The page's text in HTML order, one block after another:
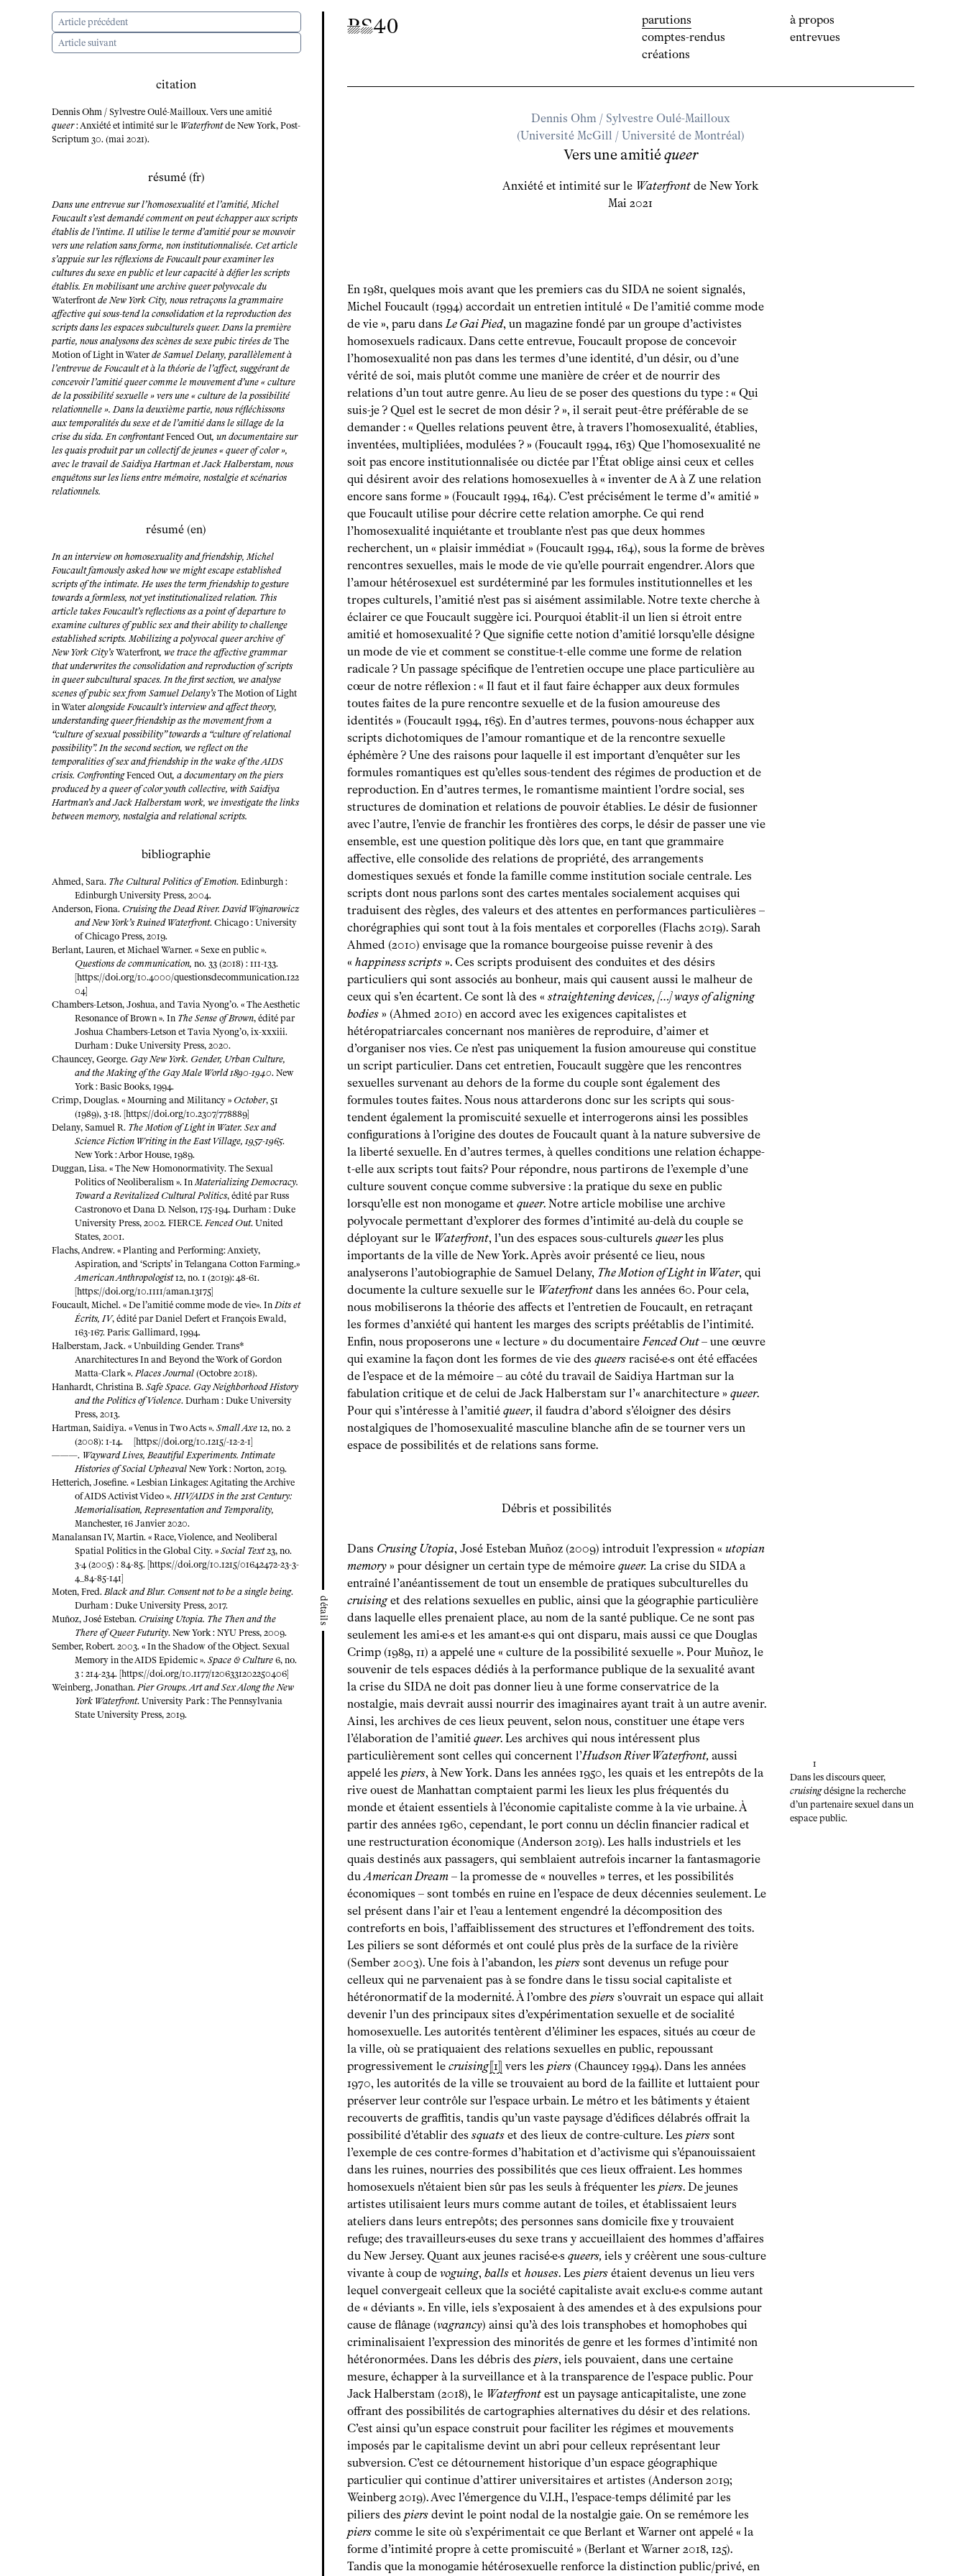
détails
Article précédent
Article suivant
citation
Dennis Ohm / Sylvestre Oulé-Mailloux. Vers une amitié
queer: Anxiété et intimité sur le Waterfrontde New York, Post-
Scriptum 30. (mai 2021).
résumé (fr)
Dans une entrevue sur l’homosexualité et l’amitié, Michel
Foucault s’est demandé comment on peut échapper aux scripts
établis de l’intime. Il utilise le terme d’amitié pour se mouvoir
vers une relation sans forme, non institutionnalisée. Cet article
s’appuie sur les réflexions de Foucault pour examiner les
cultures du sexe en public et leur capacité à défier les scripts
établis. En mobilisant une archive queer polyvocale du
Waterfront de New York City, nous retraçons la grammaire
affective qui sous-tend la consolidation et la reproduction des
scripts dans les espaces subculturels queer. Dans la première
partie, nous analysons des scènes de sexe pubic tirées de The
Motion of Light in Water de Samuel Delany, parallèlement à
l’entrevue de Foucault et à la théorie de l’affect, suggérant de
concevoir l’amitié queer comme le mouvement d’une « culture
de la possibilité sexuelle » vers une « culture de la possibilité
relationnelle ». Dans la deuxième partie, nous réfléchissons
aux temporalités du sexe et de l’amitié dans le sillage de la
crise du sida. En confrontantFenced Out, un documentaire sur
les quais produit par un collectif de jeunes « queer of color »,
avec le travail de Saidiya Hartman et Jack Halberstam, nous
enquêtons sur les liens entre mémoire, nostalgie et scénarios
relationnels.
résumé (en)
In an interview on homosexuality and friendship, Michel
Foucault famously asked how we might escape established
scripts of the intimate. He uses the term friendship to gesture
towards a formless, not yet institutionalized relation. This
article takes Foucault’s reflections as a point of departure to
examine cultures of public sex and their ability to challenge
established scripts. Mobilizing a polyvocal queer archive of
New York City’s Waterfront, we trace the affective grammar
that underwrites the consolidation and reproduction of scripts
in queer subcultural spaces. In the first section, we analyse
scenes of pubic sex from Samuel Delany’s The Motion of Light
in Water alongside Foucault’s interview and affect theory,
understanding queer friendship as the movement from a
“culture of sexual possibility” towards a “culture of relational
possibility”. In the second section, we reflect on the
temporalities of sex and friendship in the wake of the AIDS
crisis. ConfrontingFenced Out, a documentary on the piers
produced by a queer of color youth collective, with Saidiya
Hartman’s and Jack Halberstam work, we investigate the links
between memory, nostalgia and relational scripts.
bibliographie
Ahmed, Sara. The Cultural Politics of Emotion. Edinburgh :
Edinburgh University Press, 2004.
Anderson, Fiona. Cruising the Dead River. David Wojnarowicz
and New York’s Ruined Waterfront. Chicago : University
of Chicago Press, 2019.
Berlant, Lauren, et Michael Warner. « Sexe en public ».
Questions de communication, no. 33 (2018) : 111-133.
[https://doi.org/10.4000/questionsdecommunication.122
04]
Chambers-Letson, Joshua, and Tavia Nyong’o. « The Aesthetic
Resonance of Brown ». In The Sense of Brown, édité par
Joshua Chambers-Letson et Tavia Nyong’o, ix-xxxiii.
Durham : Duke University Press, 2020.
Chauncey, George. Gay New York. Gender, Urban Culture,
and the Making of the Gay Male World 1890-1940. New
York : Basic Books, 1994.
Crimp, Douglas. « Mourning and Militancy » October, 51
(1989), 3-18. [https://doi.org/10.2307/778889]
Delany, Samuel R. The Motion of Light in Water. Sex and
Science Fiction Writing in the East Village, 1957-1965.
New York : Arbor House, 1989.
Duggan, Lisa. « The New Homonormativity. The Sexual
Politics of Neoliberalism ». InMaterializing Democracy.
Toward a Revitalized Cultural Politics, édité par Russ
Castronovo et Dana D. Nelson, 175-194. Durham : Duke
University Press, 2002. FIERCE.Fenced Out. United
States, 2001.
Flachs, Andrew. « Planting and Performing: Anxiety,
Aspiration, and ‘Scripts’ in Telangana Cotton Farming.»
American Anthropologist12, no. 1 (2019): 48-61.
[https://doi.org/10.1111/aman.13175]
Foucault, Michel. « De l’amitié comme mode de vie». InDits et
Écrits, IV, édité par Daniel Defert et François Ewald,
163-167. Paris: Gallimard, 1994.
Halberstam, Jack. « Unbuilding Gender. Trans*
Anarchitectures In and Beyond the Work of Gordon
Matta-Clark ».Places Journal (Octobre 2018).
Hanhardt, Christina B. Safe Space. Gay Neighborhood History
and the Politics of Violence. Durham : Duke University
Press, 2013.
Hartman, Saidiya. « Venus in Two Acts ». Small Axe 12, no. 2
(2008): 1-14. [https://doi.org/10.1215/-12-2-1]
———. Wayward Lives, Beautiful Experiments. Intimate
Histories of Social Upheaval New York : Norton, 2019.
Hetterich, Josefine. « Lesbian Linkages: Agitating the Archive
of AIDS Activist Video ».HIV/AIDS in the 21st Century:
Memorialisation, Representation and Temporality,
Manchester, 16 Janvier 2020.
Manalansan IV, Martin. « Race, Violence, and Neoliberal
Spatial Politics in the Global City. » Social Text23, no.
3-4 (2005) : 84-85. [https://doi.org/10.1215/01642472-23-3-
4_84-85-141]
Moten, Fred.Black and Blur. Consent not to be a single being.
Durham : Duke University Press, 2017.
Muñoz, José Esteban. Cruising Utopia. The Then and the
There of Queer Futurity. New York : NYU Press, 2009.
Sember, Robert. 2003. « In the Shadow of the Object. Sexual
Memory in the AIDS Epidemic ». Space & Culture 6, no.
3 : 214-234. [https://doi.org/10.1177/1206331202250406]
Weinberg, Jonathan.Pier Groups. Art and Sex Along the New
York Waterfront. University Park : The Pennsylvania
State University Press, 2019.
PS40 parutions
à propos
comptes-rendus
entrevues
créations
Dennis Ohm / Sylvestre Oulé-Mailloux
(Université McGill / Université de Montréal)
Vers une amitiéqueer
Anxiété et intimité sur le Waterfrontde New York
Mai 2021
En 1981, quelques mois avant que les premiers cas du SIDA ne soient signalés,
Michel Foucault (1994) accordait un entretien intitulé « De l’amitié comme mode
de vie », paru dansLe Gai Pied, un magazine fondé par un groupe d’activistes
homosexuels radicaux. Dans cette entrevue, Foucault propose de concevoir
l’homosexualité non pas dans les termes d’une identité, d’un désir, ou d’une
vérité de soi, mais plutôt comme une manière de créer et de nourrir des
relations d’un tout autre genre. Au lieu de se poser des questions du type : « Qui
suis-je ? Quel est le secret de mon désir ? », il serait peut-être préférable de se
demander : « Quelles relations peuvent être, à travers l’homosexualité, établies,
inventées, multipliées, modulées ? » (Foucault 1994, 163) Que l’homosexualité ne
soit pas encore institutionnalisée ou dictée par l’État oblige ainsi ceux et celles
qui désirent avoir des relations homosexuelles à « inventer de A à Z une relation
encore sans forme » (Foucault 1994, 164). C’est précisément le terme d’« amitié »
que Foucault utilise pour décrire cette relation amorphe. Ce qui rend
l’homosexualité inquiétante et troublante n’est pas que deux hommes
recherchent, un « plaisir immédiat » (Foucault 1994, 164), sous la forme de brèves
rencontres sexuelles, mais le mode de vie qu’elle pourrait engendrer. Alors que
l’amour hétérosexuel est surdéterminé par les formules institutionnelles et les
tropes culturels, l’amitié n’est pas si aisément assimilable. Notre texte cherche à
éclairer ce que Foucault suggère ici. Pourquoi établit-il un lien si étroit entre
amitié et homosexualité ? Que signifie cette notion d’amitié lorsqu’elle désigne
un mode de vie et comment se constitue-t-elle comme une forme de relation
radicale ? Un passage spécifique de l’entretien occupe une place particulière au
cœur de notre réflexion : « Il faut et il faut faire échapper aux deux formules
toutes faites de la pure rencontre sexuelle et de la fusion amoureuse des
identités » (Foucault 1994, 165). En d’autres termes, pouvons-nous échapper aux
scripts dichotomiques de l’amour romantique et de la rencontre sexuelle
éphémère ? Une des raisons pour laquelle il est important d’enquêter sur les
formules romantiques est qu’elles sous-tendent des régimes de production et de
reproduction. En d’autres termes, le romantisme maintient l’ordre social, ses
structures de domination et relations de pouvoir établies. Le désir de fusionner
avec l’autre, l’envie de franchir les frontières des corps, le désir de passer une vie
ensemble, est une question politique dès lors que, en tant que grammaire
affective, elle consolide des relations de propriété, des arrangements
domestiques sexués et fonde la famille comme institution sociale centrale. Les
scripts dont nous parlons sont des cartes mentales socialement acquises qui
traduisent des règles, des valeurs et des attentes en performances particulières –
chorégraphies qui sont tout à la fois mentales et corporelles (Flachs 2019). Sarah
Ahmed (2010) envisage que la romance bourgeoise puisse revenir à des
« happiness scripts». Ces scripts produisent des conduites et des désirs
particuliers qui sont associés au bonheur, mais qui causent aussi le malheur de
ceux qui s’en écartent. Ce sont là des « straightening devices, […] ways of aligning
bodies» (Ahmed 2010) en accord avec les exigences capitalistes et
hétéropatriarcales concernant nos manières de reproduire, d’aimer et
d’organiser nos vies. Ce n’est pas uniquement la fusion amoureuse qui constitue
un script particulier. Dans cet entretien, Foucault suggère que les rencontres
sexuelles survenant au dehors de la forme du couple sont également des
formules toutes faites. Nous nous attarderons donc sur les scripts qui sous-
tendent également la promiscuité sexuelle et interrogerons ainsi les possibles
configurations à l’origine des doutes de Foucault quant à la nature subversive de
la liberté sexuelle. En d’autres termes, à quelles conditions une relation échappe-
t-elle aux scripts tout faits? Pour répondre, nous partirons de l’exemple d’une
culture souvent conçue comme subversive : la pratique du sexe en public
lorsqu’elle est non monogame et queer. Notre article mobilise une archive
polyvocale permettant d’explorer des formes d’intimité au-delà du couple se
déployant sur le Waterfront, l’un des espaces sous-culturels queerles plus
importants de la ville de New York. Après avoir présenté ce lieu, nous
analyserons l’autobiographie de Samuel Delany, The Motion of Light in Water, qui
documente la culture sexuelle sur le Waterfrontdans les années 60. Pour cela,
nous mobiliserons la théorie des affects et l’entretien de Foucault, en retraçant
les formes d’anxiété qui hantent les marges des scripts préétablis de l’intimité.
Enfin, nous proposerons une « lecture » du documentaireFenced Out– une œuvre
qui examine la façon dont les formes de vie des queersracisé·e·s ont été effacées
de l’espace et de la mémoire – au côté du travail de Saidiya Hartman sur la
fabulation critique et de celui de Jack Halberstam sur l’« anarchitecture » queer.
Pour qui s’intéresse à l’amitié queer, il faudra d’abord s’éloigner des désirs
nostalgiques de l’homosexualité masculine blanche afin de se tourner vers un
espace de possibilités et de relations sans forme.
Débris et possibilités
Dans Crusing Utopia, José Esteban Muñoz (2009) introduit l’expression « utopian
memory» pour désigner un certain type de mémoire queer. La crise du SIDA a
entraîné l’anéantissement de tout un ensemble de pratiques subculturelles du
cruisinget des relations sexuelles en public, ainsi que la géographie particulière
dans laquelle elles prenaient place, au nom de la santé publique. Ce ne sont pas
seulement les ami·e·s et les amant·e·s qui ont disparu, mais aussi ce que Douglas
Crimp (1989, 11) a appelé une « culture de la possibilité sexuelle ». Pour Muñoz, le
souvenir de tels espaces dédiés à la performance publique de la sexualité avant
la crise du SIDA ne doit pas donner lieu à une forme conservatrice de la
nostalgie, mais devrait aussi nourrir des imaginaires ayant trait à un autre avenir.
Ainsi, les archives de ces lieux peuvent, selon nous, constituer une étape vers
l’élaboration de l’amitié queer. Les archives qui nous intéressent plus
particulièrement sont celles qui concernent l’Hudson River Waterfront, aussi
appelé les piers, à New York. Dans les années 1950, les quais et les entrepôts de la
rive ouest de Manhattan comptaient parmi les lieux les plus fréquentés du
monde et étaient essentiels à l’économie capitaliste comme à la vie urbaine. À
partir des années 1960, cependant, le port connu un déclin financier radical et
une restructuration économique (Anderson 2019). Les halls industriels et les
quais destinés aux passagers, qui semblaient autrefois incarner la fantasmagorie
duAmerican Dream– la promesse de « nouvelles » terres, et les possibilités
économiques – sont tombés en ruine en l’espace de deux décennies seulement. Le
sel présent dans l’air et l’eau a lentement engendré la décomposition des
contreforts en bois, l’affaiblissement des structures et l’effondrement des toits.
Les piliers se sont déformés et ont coulé plus près de la surface de la rivière
(Sember 2003). Une fois à l’abandon, les pierssont devenus un refuge pour
celleux qui ne parvenaient pas à se fondre dans le tissu social capitaliste et
hétéronormatif de la modernité. À l’ombre des pierss’ouvrait un espace qui allait
devenir l’un des principaux sites d’expérimentation sexuelle et de socialité
homosexuelle. Les autorités tentèrent d’éliminer les espaces, situés au cœur de
la ville, où se pratiquaient des relations sexuelles en public, repoussant
progressivement le cruising 1 vers lespiers (Chauncey 1994). Dans les années
1970, les autorités de la ville se trouvaient au bord de la faillite et luttaient pour
préserver leur contrôle sur l’espace urbain. Le métro et les bâtiments y étaient
recouverts de graffitis, tandis qu’un vaste paysage d’édifices délabrés offrait la
possibilité d’établir des squatset des lieux de contre-culture. Les pierssont
l’exemple de ces contre-formes d’habitation et d’activisme qui s’épanouissaient
dans les ruines, nourries des possibilités que ces lieux offraient. Les hommes
homosexuels n’étaient bien sûr pas les seuls à fréquenter les piers. De jeunes
artistes utilisaient leurs murs comme autant de toiles, et établissaient leurs
ateliers dans leurs entrepôts; des personnes sans domicile fixe y trouvaient
refuge; des travailleurs·euses du sexe trans y accueillaient des hommes d’affaires
du New Jersey. Quant aux jeunes racisé·e·s queers, iels y créèrent une sous-culture
vivante à coup de voguing, ballset houses. Les piersétaient devenus un lieu vers
lequel convergeait celleux que la société capitaliste avait exclu·e·s comme autant
de « déviants ». En ville, iels s’exposaient à des amendes et à des expulsions pour
cause de flânage (vagrancy) ainsi qu’à des lois transphobes et homophobes qui
criminalisaient l’expression des minorités de genre et les formes d’intimité non
hétéronormées. Dans les débris des piers, iels pouvaient, dans une certaine
mesure, échapper à la surveillance et à la transparence de l’espace public. Pour
Jack Halberstam (2018), le Waterfrontest un paysage anticapitaliste, une zone
offrant des possibilités de cartographies alternatives du désir et des relations.
C’est ainsi qu’un espace construit pour faciliter les régimes et mouvements
imposés par le capitalisme devint un abri pour celleux représentant leur
subversion. C’est ce détournement historique d’un espace géographique
particulier qui continue d’attirer universitaires et artistes (Anderson 2019;
Weinberg 2019). Avec l’émergence du V.I.H., l’espace-temps délimité par les
piliers des piersdevint le point nodal de la nostalgie gaie. On se remémore les
pierscomme le site où s’expérimentait ce que Berlant et Warner ont appelé « la
forme d’intimité propre à cette promiscuité » (Berlant et Warner 2018, 125).
Tandis que la monogamie hétérosexuelle renforce la distinction public/privé, en
1
Dans les discours queer,
cruisingdésigne la recherche
d’un partenaire sexuel dans un
espace public.